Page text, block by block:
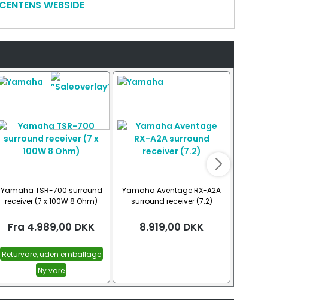
WEBSIDE
Yamaha TSR-700 surround
receiver (7 x 100W 8 Ohm)
Fra 4.989,00 DKK
Returvare, uden emballage
Ny vare
Yamaha Aventage RX-A2A
surround receiver (7.2)
8.919,00 DKK